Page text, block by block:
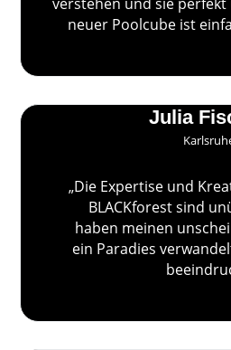
neuer Poolcube ist
Julia
„Die Expertise und
BLACKforest sind
haben meinen
ein Paradies